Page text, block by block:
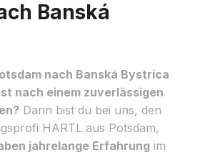
Banská
nach Banská Bystrica
nach einem zuverlässigen
Dann bist du bei uns, den
HÄRTL aus Potsdam,
jahrelange Erfahrung im